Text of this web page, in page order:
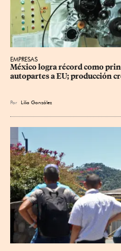
EMPRESAS
México logra récord como
autopartes a EU; producción
Por Lilia González